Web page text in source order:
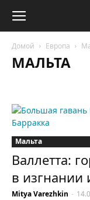
Домой Европа
МАЛЬТА
Испания
Италия
Нидерланды
Чехия
Мальта
Валлетта:
в изгнании
Mitya Varezhkin -